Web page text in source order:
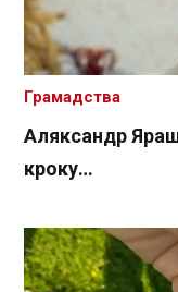
Аляксандр
кроку…
Грамадства